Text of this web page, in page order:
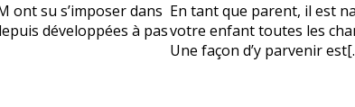
ont su s’imposer dans
développées à pas
En tant que parent, il est
votre enfant toutes les
Une façon d’y parvenir
besoin d'aide pour choisir